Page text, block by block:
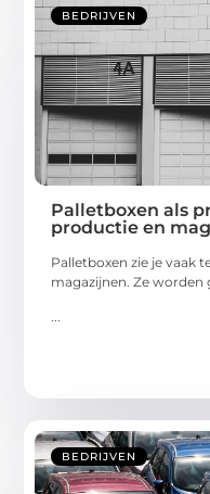
BEDRIJVEN
Palletboxen als
productie en
Palletboxen zie je vaak
magazijnen. Ze
...
BEDRIJVEN